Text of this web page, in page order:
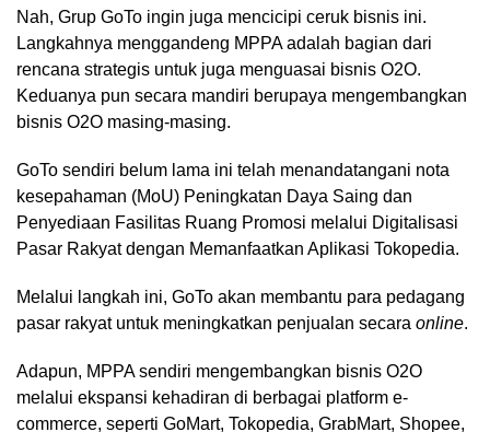
Nah, Grup GoTo ingin juga mencicipi ceruk bisnis ini.
Langkahnya menggandeng MPPA adalah bagian dari
rencana strategis untuk juga menguasai bisnis O2O.
Keduanya pun secara mandiri berupaya mengembangkan
bisnis O2O masing-masing.
GoTo sendiri belum lama ini telah menandatangani nota
kesepahaman (MoU) Peningkatan Daya Saing dan
Penyediaan Fasilitas Ruang Promosi melalui Digitalisasi
Pasar Rakyat dengan Memanfaatkan Aplikasi Tokopedia.
Melalui langkah ini, GoTo akan membantu para pedagang
pasar rakyat untuk meningkatkan penjualan secara online.
Adapun, MPPA sendiri mengembangkan bisnis O2O
melalui ekspansi kehadiran di berbagai platform e-
commerce, seperti GoMart, Tokopedia, GrabMart, Shopee,